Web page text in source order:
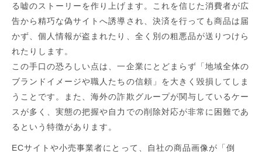
る嘘のストーリーを作り上げます。これを信じた消費者が広
告から精巧な偽サイトへ誘導され、決済を行っても商品は届
かず、個人情報が盗まれたり、全く別の粗悪品が送りつけら
れたりします。
この手口の恐ろしい点は、一企業にとどまらず「地域全体の
ブランドイメージや職人たちの信頼」を大きく毀損してしま
うことです。また、海外の詐欺グループが関与しているケー
スが多く、実態の把握や自力での削除対応が非常に困難であ
るという特徴があります。
ECサイトや小売事業者にとって、自社の商品画像が「倒